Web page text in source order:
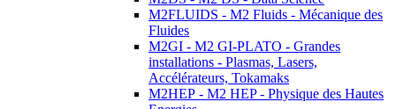
M2FLUIDS - M2 Fluids - Mécanique des
Fluides
M2GI - M2 GI-PLATO - Grandes
installations - Plasmas, Lasers,
Accélérateurs, Tokamaks
M2HEP - M2 HEP - Physique des Hautes